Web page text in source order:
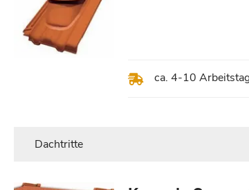
ca. 4-10
Dachtritte